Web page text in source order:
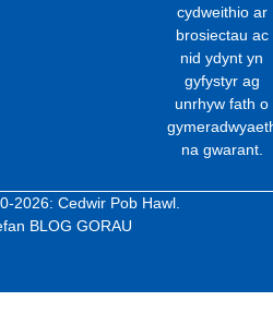
cydweithio ar
brosiectau ac
nid ydynt yn
gyfystyr ag
unrhyw fath o
na gwarant.
2026: Cedwir Pob Hawl.
BLOG GORAU